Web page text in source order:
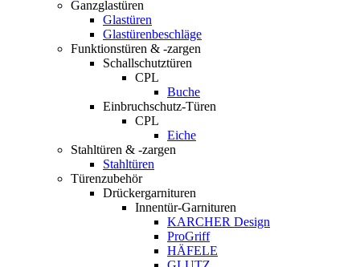
Ganzglastüren
Glastüren
Glastürenbeschläge
Funktionstüren & -zargen
Schallschutztüren
CPL
Buche
Einbruchschutz-Türen
CPL
Eiche
Stahltüren & -zargen
Stahltüren
Türenzubehör
Drückergarnituren
Innentür-Garnituren
KARCHER Design
ProGriff
HÄFELE